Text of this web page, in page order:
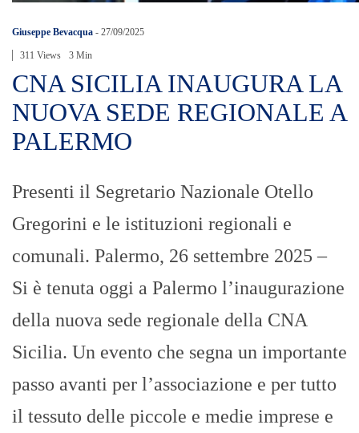
Giuseppe Bevacqua - 27/09/2025
311 Views 3 Min
CNA SICILIA INAUGURA LA
NUOVA SEDE REGIONALE A
PALERMO
Presenti il Segretario Nazionale Otello
Gregorini e le istituzioni regionali e
comunali. Palermo, 26 settembre 2025 –
Si è tenuta oggi a Palermo l’inaugurazione
della nuova sede regionale della CNA
Sicilia. Un evento che segna un importante
passo avanti per l’associazione e per tutto
il tessuto delle piccole e medie imprese e